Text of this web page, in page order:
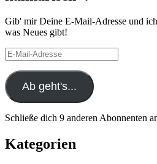
Gib' mir Deine E-Mail-Adresse und
was Neues gibt!
E-
Mail-
Adresse
Ab geht's...
Schließe dich 9 anderen Abonnenten
Kategorien